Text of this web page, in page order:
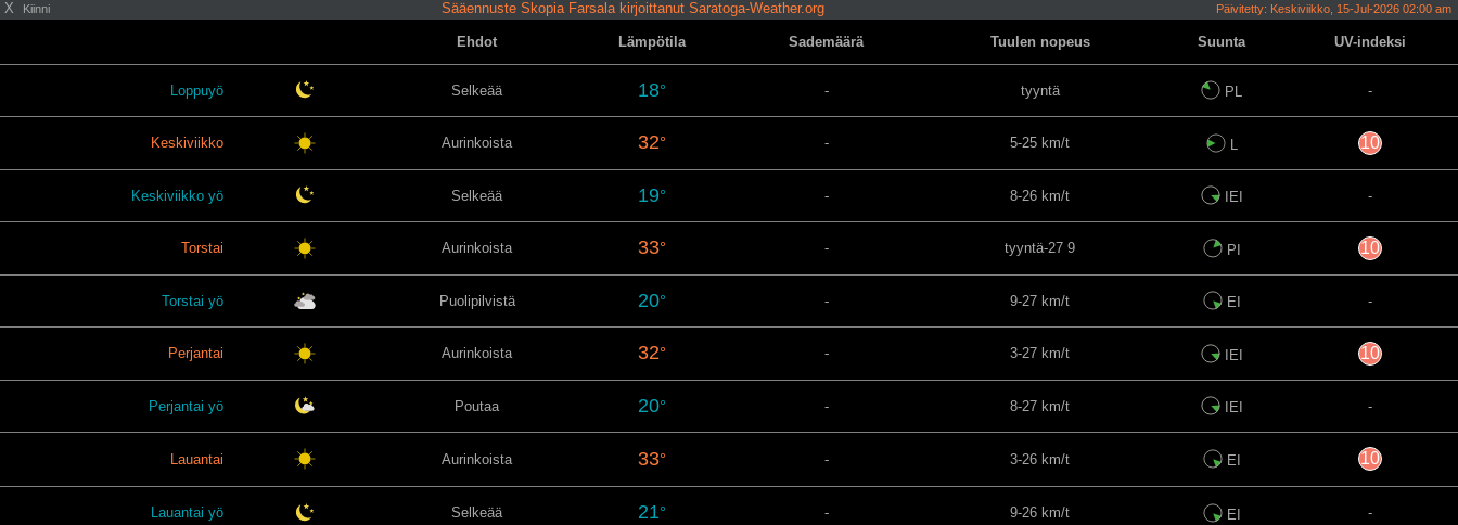
X Kiinni Sääennuste Skopia Farsala kirjoittanut Saratoga-Weather.org Päivitetty: Keskiviikko, 15-Jul-2026 02:00 am
Ehdot Lämpötila Sademäärä Tuulen nopeus Suunta UV-indeksi
Loppuyö Selkeää 18° - tyyntä PL -
Keskiviikko Aurinkoista 32° - 5-25 km/t L 10
Keskiviikko yö Selkeää 19° - 8-26 km/t IEI -
Torstai Aurinkoista 33° - tyyntä-27 9 PI 10
Torstai yö Puolipilvistä 20° - 9-27 km/t EI -
Perjantai Aurinkoista 32° - 3-27 km/t IEI 10
Perjantai yö Poutaa 20° - 8-27 km/t IEI -
Lauantai Aurinkoista 33° - 3-26 km/t EI 10
Lauantai yö Selkeää 21° - 9-26 km/t EI -